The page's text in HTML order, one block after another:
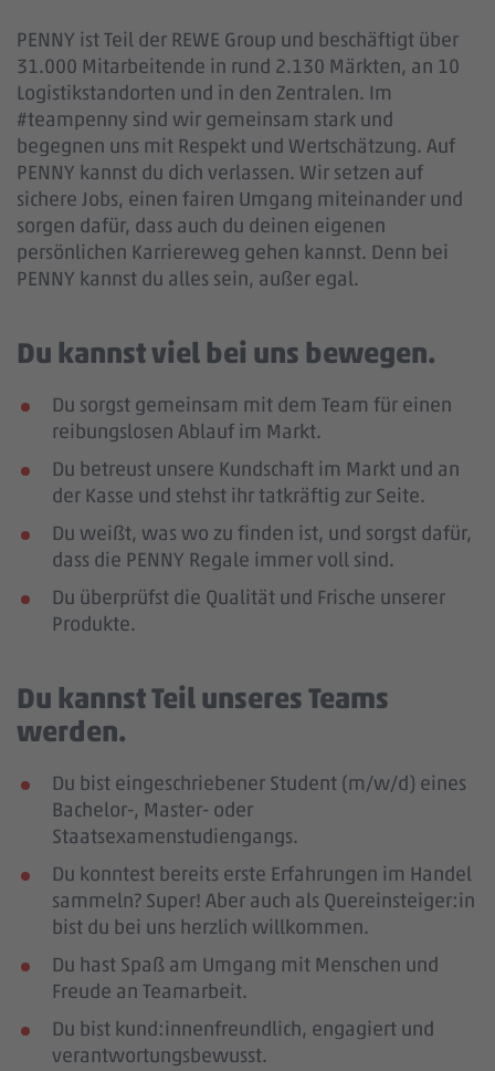
PENNY ist Teil der REWE Group und beschäftigt über
31.000 Mitarbeitende in rund 2.130 Märkten, an 10
Logistikstandorten und in den Zentralen. Im
#teampenny sind wir gemeinsam stark und
begegnen uns mit Respekt und Wertschätzung. Auf
PENNY kannst du dich verlassen. Wir setzen auf
sichere Jobs, einen fairen Umgang miteinander und
sorgen dafür, dass auch du deinen eigenen
persönlichen Karriereweg gehen kannst. Denn bei
PENNY kannst du alles sein, außer egal.
Du kannst viel bei uns bewegen.
Du sorgst gemeinsam mit dem Team für einen
reibungslosen Ablauf im Markt.
Du betreust unsere Kundschaft im Markt und an
der Kasse und stehst ihr tatkräftig zur Seite.
Du weißt, was wo zu finden ist, und sorgst dafür,
dass die PENNY Regale immer voll sind.
Du überprüfst die Qualität und Frische unserer
Produkte.
Du kannst Teil unseres Teams
werden.
Du bist eingeschriebener Student (m/w/d) eines
Bachelor-, Master- oder
Staatsexamenstudiengangs.
Du konntest bereits erste Erfahrungen im Handel
sammeln? Super! Aber auch als Quereinsteiger:in
bist du bei uns herzlich willkommen.
Du hast Spaß am Umgang mit Menschen und
Freude an Teamarbeit.
Du bist kund:innenfreundlich, engagiert und
verantwortungsbewusst.